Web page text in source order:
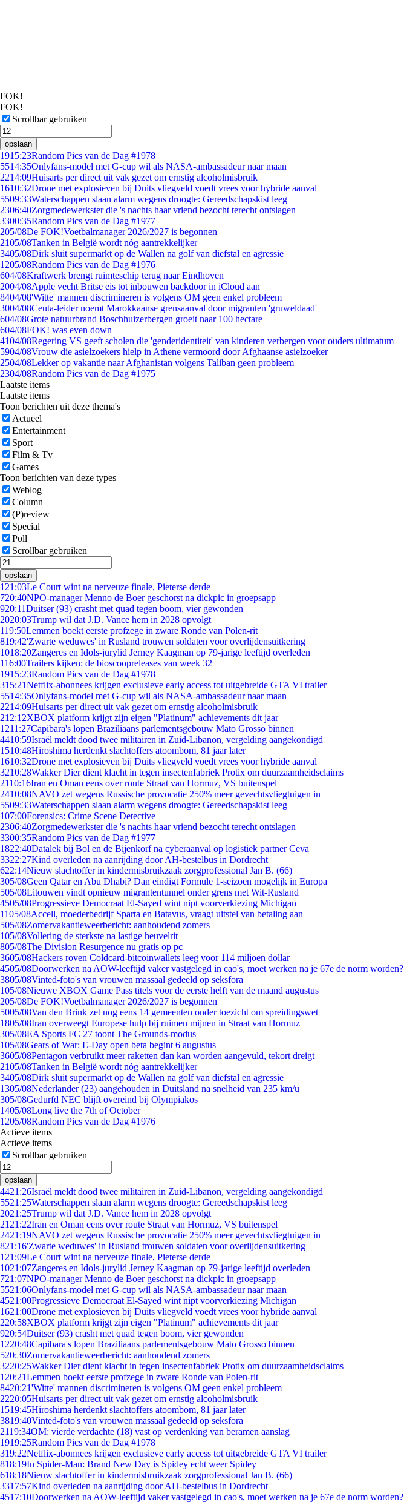
FOK!
FOK!
Scrollbar gebruiken
opslaan
1915:23Random Pics van de Dag #1978
5514:35Onlyfans-model met G-cup wil als NASA-ambassadeur naar maan
2214:09Huisarts per direct uit vak gezet om ernstig alcoholmisbruik
1610:32Drone met explosieven bij Duits vliegveld voedt vrees voor hybride aanval
5509:33Waterschappen slaan alarm wegens droogte: Gereedschapskist leeg
2306:40Zorgmedewerkster die 's nachts haar vriend bezocht terecht ontslagen
3300:35Random Pics van de Dag #1977
205/08De FOK!Voetbalmanager 2026/2027 is begonnen
2105/08Tanken in België wordt nóg aantrekkelijker
3405/08Dirk sluit supermarkt op de Wallen na golf van diefstal en agressie
1205/08Random Pics van de Dag #1976
604/08Kraftwerk brengt ruimteschip terug naar Eindhoven
2004/08Apple vecht Britse eis tot inbouwen backdoor in iCloud aan
8404/08'Witte' mannen discrimineren is volgens OM geen enkel probleem
3004/08Ceuta-leider noemt Marokkaanse grensaanval door migranten 'gruweldaad'
604/08Grote natuurbrand Boschhuizerbergen groeit naar 100 hectare
604/08FOK! was even down
4104/08Regering VS geeft scholen die 'genderidentiteit' van kinderen verbergen voor ouders ultimatum
5904/08Vrouw die asielzoekers hielp in Athene vermoord door Afghaanse asielzoeker
2504/08Lekker op vakantie naar Afghanistan volgens Taliban geen probleem
2304/08Random Pics van de Dag #1975
Laatste items
Laatste items
Toon berichten uit deze thema's
Actueel
Entertainment
Sport
Film & Tv
Games
Toon berichten van deze types
Weblog
Column
(P)review
Special
Poll
Scrollbar gebruiken
opslaan
1 21:03Le Court wint na nerveuze finale, Pieterse derde
720:40NPO-manager Menno de Boer geschorst na dickpic in groepsapp
920:11Duitser (93) crasht met quad tegen boom, vier gewonden
2020:03Trump wil dat J.D. Vance hem in 2028 opvolgt
119:50Lemmen boekt eerste profzege in zware Ronde van Polen-rit
819:42'Zwarte weduwes' in Rusland trouwen soldaten voor overlijdensuitkering
1018:20Zangeres en Idols-jurylid Jerney Kaagman op 79-jarige leeftijd overleden
116:00Trailers kijken: de bioscoopreleases van week 32
1915:23Random Pics van de Dag #1978
315:21Netflix-abonnees krijgen exclusieve early access tot uitgebreide GTA VI trailer
5514:35Onlyfans-model met G-cup wil als NASA-ambassadeur naar maan
2214:09Huisarts per direct uit vak gezet om ernstig alcoholmisbruik
212:12XBOX platform krijgt zijn eigen "Platinum" achievements dit jaar
1211:27Capibara's lopen Braziliaans parlementsgebouw Mato Grosso binnen
4410:59Israël meldt dood twee militairen in Zuid-Libanon, vergelding aangekondigd
1510:48Hiroshima herdenkt slachtoffers atoombom, 81 jaar later
1610:32Drone met explosieven bij Duits vliegveld voedt vrees voor hybride aanval
3210:28Wakker Dier dient klacht in tegen insectenfabriek Protix om duurzaamheidsclaims
2110:16Iran en Oman eens over route Straat van Hormuz, VS buitenspel
2410:08NAVO zet wegens Russische provocatie 250% meer gevechtsvliegtuigen in
5509:33Waterschappen slaan alarm wegens droogte: Gereedschapskist leeg
107:00Forensics: Crime Scene Detective
2306:40Zorgmedewerkster die 's nachts haar vriend bezocht terecht ontslagen
3300:35Random Pics van de Dag #1977
1822:40Datalek bij Bol en de Bijenkorf na cyberaanval op logistiek partner Ceva
3322:27Kind overleden na aanrijding door AH-bestelbus in Dordrecht
622:14Nieuw slachtoffer in kindermisbruikzaak zorgprofessional Jan B. (66)
305/08Geen Qatar en Abu Dhabi? Dan eindigt Formule 1-seizoen mogelijk in Europa
505/08Litouwen vindt opnieuw migrantentunnel onder grens met Wit-Rusland
4505/08Progressieve Democraat El-Sayed wint nipt voorverkiezing Michigan
1105/08Accell, moederbedrijf Sparta en Batavus, vraagt uitstel van betaling aan
505/08Zomervakantieweerbericht: aanhoudend zomers
105/08Vollering de sterkste na lastige heuvelrit
805/08The Division Resurgence nu gratis op pc
3605/08Hackers roven Coldcard-bitcoinwallets leeg voor 114 miljoen dollar
4505/08Doorwerken na AOW-leeftijd vaker vastgelegd in cao's, moet werken na je 67e de norm worden?
3805/08Vinted-foto's van vrouwen massaal gedeeld op seksfora
105/08Nieuwe XBOX Game Pass titels voor de eerste helft van de maand augustus
205/08De FOK!Voetbalmanager 2026/2027 is begonnen
5005/08Van den Brink zet nog eens 14 gemeenten onder toezicht om spreidingswet
1805/08Iran overweegt Europese hulp bij ruimen mijnen in Straat van Hormuz
305/08EA Sports FC 27 toont The Grounds-modus
105/08Gears of War: E-Day open beta begint 6 augustus
3605/08Pentagon verbruikt meer raketten dan kan worden aangevuld, tekort dreigt
2105/08Tanken in België wordt nóg aantrekkelijker
3405/08Dirk sluit supermarkt op de Wallen na golf van diefstal en agressie
1305/08Nederlander (23) aangehouden in Duitsland na snelheid van 235 km/u
305/08Gedurfd NEC blijft overeind bij Olympiakos
1405/08Long live the 7th of October
1205/08Random Pics van de Dag #1976
Actieve items
Actieve items
Scrollbar gebruiken
opslaan
4421:26Israël meldt dood twee militairen in Zuid-Libanon, vergelding aangekondigd
5521:25Waterschappen slaan alarm wegens droogte: Gereedschapskist leeg
2021:25Trump wil dat J.D. Vance hem in 2028 opvolgt
21 21:22Iran en Oman eens over route Straat van Hormuz, VS buitenspel
2421:19NAVO zet wegens Russische provocatie 250% meer gevechtsvliegtuigen in
821:16'Zwarte weduwes' in Rusland trouwen soldaten voor overlijdensuitkering
1 21:09Le Court wint na nerveuze finale, Pieterse derde
1021:07Zangeres en Idols-jurylid Jerney Kaagman op 79-jarige leeftijd overleden
721:07NPO-manager Menno de Boer geschorst na dickpic in groepsapp
5521:06Onlyfans-model met G-cup wil als NASA-ambassadeur naar maan
4521:00Progressieve Democraat El-Sayed wint nipt voorverkiezing Michigan
1621:00Drone met explosieven bij Duits vliegveld voedt vrees voor hybride aanval
220:58XBOX platform krijgt zijn eigen "Platinum" achievements dit jaar
920:54Duitser (93) crasht met quad tegen boom, vier gewonden
1220:48Capibara's lopen Braziliaans parlementsgebouw Mato Grosso binnen
520:30Zomervakantieweerbericht: aanhoudend zomers
3220:25Wakker Dier dient klacht in tegen insectenfabriek Protix om duurzaamheidsclaims
1 20:21Lemmen boekt eerste profzege in zware Ronde van Polen-rit
8420:21'Witte' mannen discrimineren is volgens OM geen enkel probleem
2220:05Huisarts per direct uit vak gezet om ernstig alcoholmisbruik
1519:45Hiroshima herdenkt slachtoffers atoombom, 81 jaar later
3819:40Vinted-foto's van vrouwen massaal gedeeld op seksfora
2119:34OM: vierde verdachte (18) vast op verdenking van beramen aanslag
1919:25Random Pics van de Dag #1978
319:22Netflix-abonnees krijgen exclusieve early access tot uitgebreide GTA VI trailer
818:19In Spider-Man: Brand New Day is Spidey echt weer Spidey
618:18Nieuw slachtoffer in kindermisbruikzaak zorgprofessional Jan B. (66)
3317:57Kind overleden na aanrijding door AH-bestelbus in Dordrecht
4517:10Doorwerken na AOW-leeftijd vaker vastgelegd in cao's, moet werken na je 67e de norm worden?